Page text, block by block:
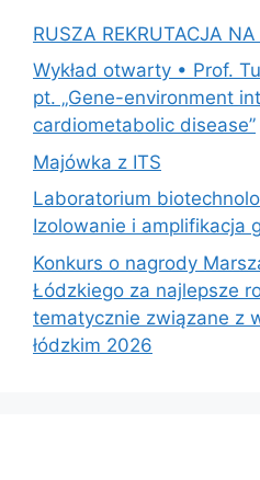
RUSZA REKRUTACJA NA
Wykład otwarty • Prof.
pt. „Gene-environment
cardiometabolic disease”
Majówka z ITS
Laboratorium
Izolowanie i amplifikacja
Konkurs o nagrody
Łódzkiego za najlepsze
tematycznie związane z
łódzkim 2026